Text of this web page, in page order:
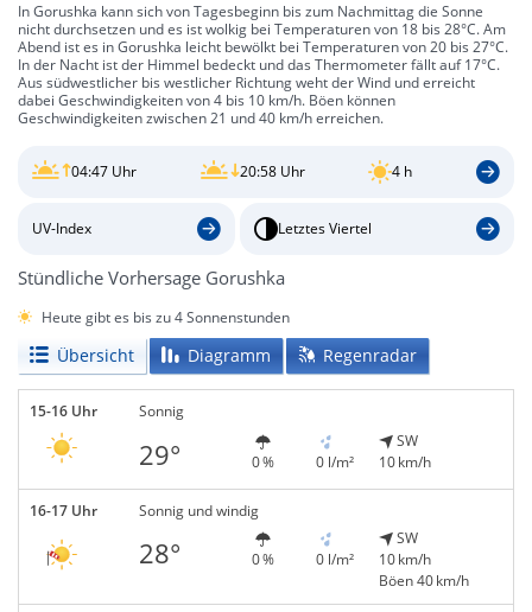
In Gorushka kann sich von Tagesbeginn bis zum Nachmittag die Sonne
nicht durchsetzen und es ist wolkig bei Temperaturen von 18 bis 28°C. Am
Abend ist es in Gorushka leicht bewölkt bei Temperaturen von 20 bis 27°C.
In der Nacht ist der Himmel bedeckt und das Thermometer fällt auf 17°C.
Aus südwestlicher bis westlicher Richtung weht der Wind und erreicht
dabei Geschwindigkeiten von 4 bis 10 km/h. Böen können
Geschwindigkeiten zwischen 21 und 40 km/h erreichen.
04:47 Uhr 20:58 Uhr 4 h
UV-Index Letztes Viertel
Stündliche Vorhersage Gorushka
Heute gibt es bis zu 4 Sonnenstunden
Übersicht Diagramm Regenradar
15-16 Uhr Sonnig
29° 0 % 0 l/m²
SW
10 km/h
16-17 Uhr Sonnig und windig
28° 0 % 0 l/m²
SW
10 km/h
Böen 40 km/h